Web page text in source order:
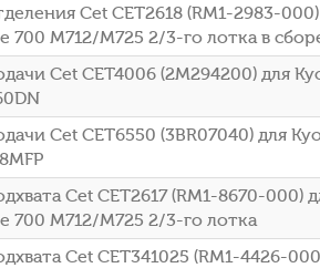
Cet CET2618 (RM1-2983-
700 M712/M725 2/3-го лотка в
Cet CET4006 (2M294200) для
Cet CET6550 (3BR07040) для
Cet CET2617 (RM1-8670-000)
700 M712/M725 2/3-го лотка
Cet CET341025 (RM1-4426-